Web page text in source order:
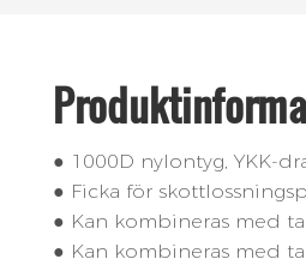
● 1000D nylontyg, YKK-
● Ficka för
● Kan kombineras med
● Kan kombineras med